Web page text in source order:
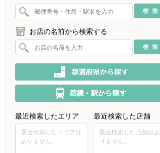
お店の名前から検索する
最近検索したエリア
最近検索したエリアは
ありません。
最近検索した店舗
最近検索した店舗はあ
りません。